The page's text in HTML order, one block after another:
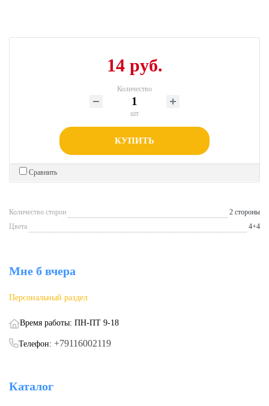
14 руб.
Количество
шт
КУПИТЬ
Сравнить
Количество сторон
2 стороны
Цвета
4+4
Мне б вчера
Персональный раздел
Время работы: ПН-ПТ 9-18
Телефон: +79116002119
Каталог